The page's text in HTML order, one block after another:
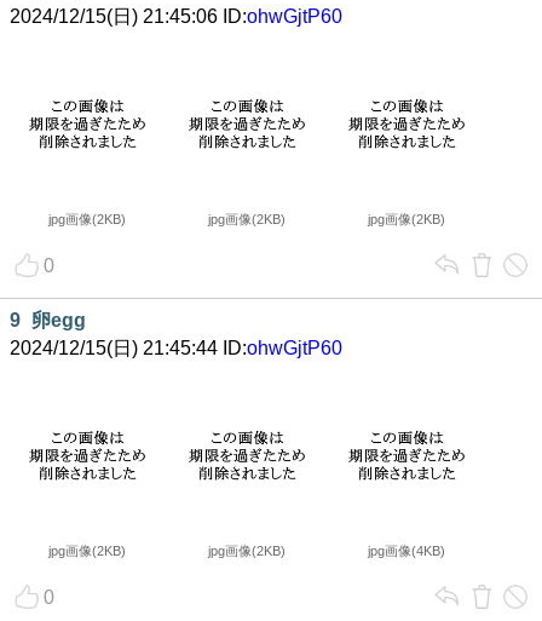
2024/12/15(日) 21:45:06 ID:ohwGjtP60
jpg画像(2KB) jpg画像(2KB) jpg画像(2KB)
0
9 卵egg
2024/12/15(日) 21:45:44 ID:ohwGjtP60
jpg画像(2KB) jpg画像(2KB) jpg画像(4KB)
0